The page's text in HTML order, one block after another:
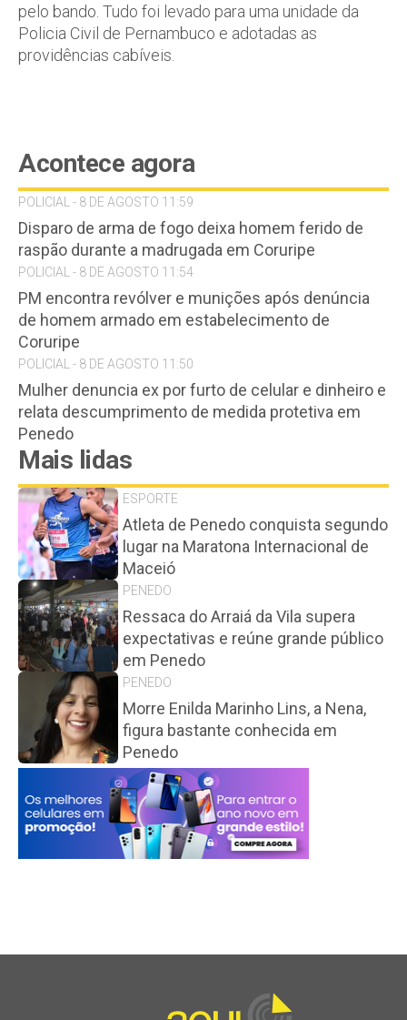
pelo bando. Tudo foi levado para uma unidade da
Policia Civil de Pernambuco e adotadas as
providências cabíveis.
Acontece agora
POLICIAL - 8 DE AGOSTO 11:59
Disparo de arma de fogo deixa homem ferido de
raspão durante a madrugada em Coruripe
POLICIAL - 8 DE AGOSTO 11:54
PM encontra revólver e munições após denúncia
de homem armado em estabelecimento de
Coruripe
POLICIAL - 8 DE AGOSTO 11:50
Mulher denuncia ex por furto de celular e dinheiro e
relata descumprimento de medida protetiva em
Penedo
Mais lidas
ESPORTE
Atleta de Penedo conquista segundo
lugar na Maratona Internacional de
Maceió
PENEDO
Ressaca do Arraiá da Vila supera
expectativas e reúne grande público
em Penedo
PENEDO
Morre Enilda Marinho Lins, a Nena,
figura bastante conhecida em
Penedo